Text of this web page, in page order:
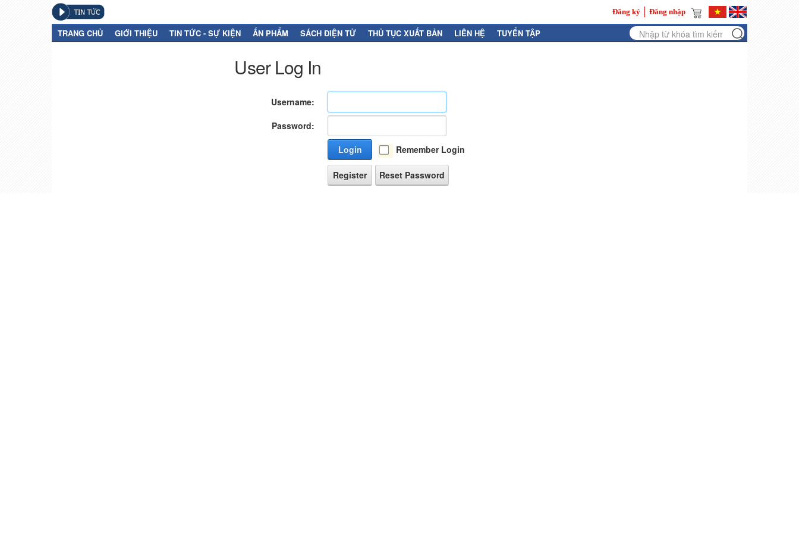
Đăng ký Đăng nhập
TRANG CHỦ GIỚI THIỆU TIN TỨC - SỰ KIỆN ẤN PHẨM SÁCH ĐIỆN TỬ THỦ TỤC XUẤT BẢN LIÊN HỆ TUYỂN TẬP
User Log In
Username:
Password:
Login
Remember Login
Register Reset Password